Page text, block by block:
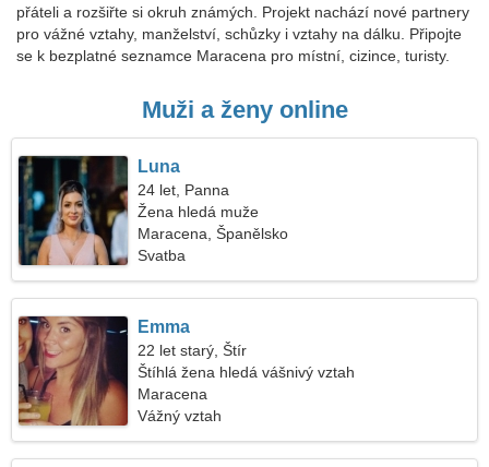
přáteli a rozšiřte si okruh známých. Projekt nachází nové partnery
pro vážné vztahy, manželství, schůzky i vztahy na dálku. Připojte
se k bezplatné seznamce Maracena pro místní, cizince, turisty.
Muži a ženy online
Luna
24 let, Panna
Žena hledá muže
Maracena, Španělsko
Svatba
Emma
22 let starý, Štír
Štíhlá žena hledá vášnivý vztah
Maracena
Vážný vztah